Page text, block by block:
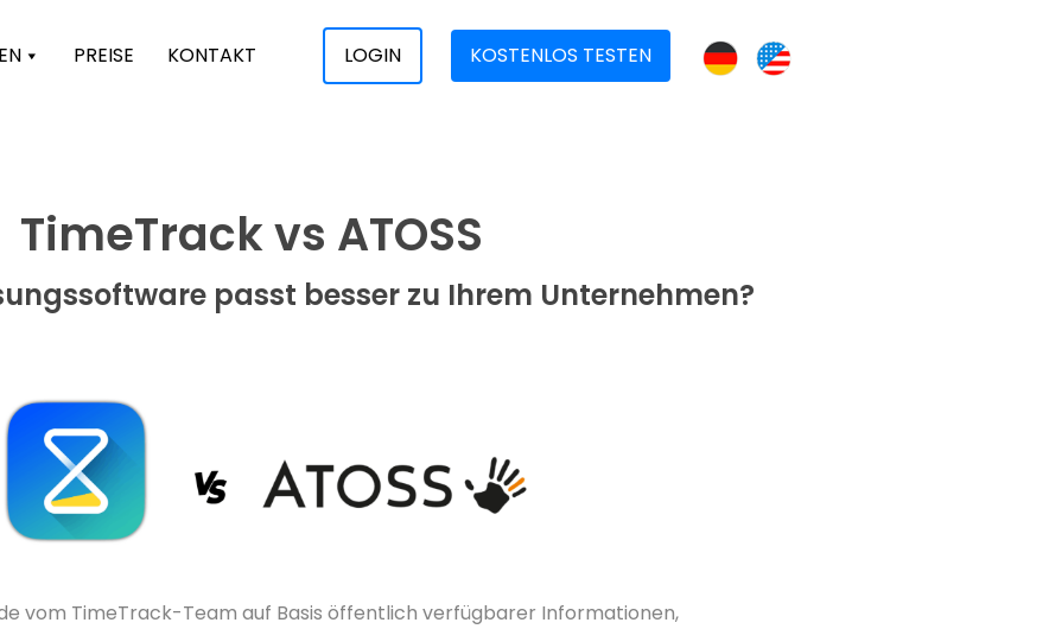
PREISE KONTAKT LOGIN KOSTENLOS TESTEN
TimeTrackvs ATOSS
passt besser zu Ihrem Unternehmen?
vom TimeTrack-Team auf Basis öffentlich verfügbarer Informationen,